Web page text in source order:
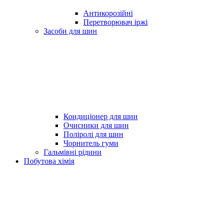
Антикорозійні
Перетворювач іржі
Засоби для шин
Кондиціонер для шин
Очисники для шин
Поліролі для шин
Чорнитель гуми
Гальмівні рідини
Побутова хімія